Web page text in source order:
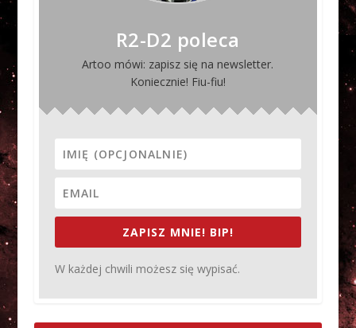
R2-D2 poleca
Artoo mówi: zapisz się na newsletter.
Koniecznie! Fiu-fiu!
ZAPISZ MNIE! BIP!
W każdej chwili możesz się wypisać.